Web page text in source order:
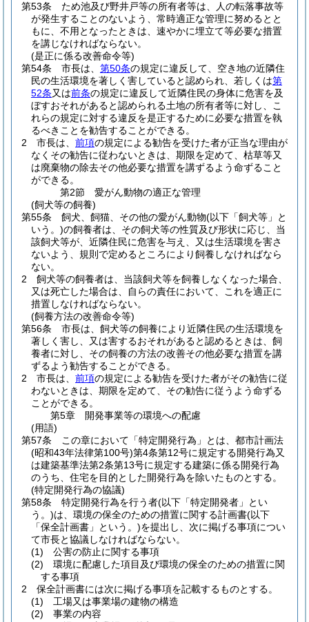
第53条
ため池及び野井戸等の所有者等は、人の転落事故等
が発生することのないよう、常時適正な管理に努めるとと
もに、不用となったときは、速やかに埋立て等必要な措置
を講じなければならない。
(是正に係る改善命令等)
第54条
市長は、 第50条の規定に違反して、空き地の近隣住
民の生活環境を著しく害していると認められ、若しくは第
52条又は前条の規定に違反して近隣住民の身体に危害を及
ぼすおそれがあると認められる土地の所有者等に対し、こ
れらの規定に対する違反を是正するために必要な措置を執
るべきことを勧告することができる。
2
市長は、 前項の規定による勧告を受けた者が正当な理由が
なくその勧告に従わないときは、期限を定めて、枯草等又
は廃棄物の除去その他必要な措置を講ずるよう命ずること
ができる。
第2節
愛がん動物の適正な管理
(飼犬等の飼養)
第55条
飼犬、飼猫、その他の愛がん動物(以下「飼犬等」と
いう。)の飼養者は、その飼犬等の性質及び形状に応じ、当
該飼犬等が、近隣住民に危害を与え、又は生活環境を害さ
ないよう、規則で定めるところにより飼養しなければなら
ない。
2
飼犬等の飼養者は、当該飼犬等を飼養しなくなった場合、
又は死亡した場合は、自らの責任において、これを適正に
措置しなければならない。
(飼養方法の改善命令等)
第56条
市長は、飼犬等の飼養により近隣住民の生活環境を
著しく害し、又は害するおそれがあると認めるときは、飼
養者に対し、その飼養の方法の改善その他必要な措置を講
ずるよう勧告することができる。
2
市長は、 前項の規定による勧告を受けた者がその勧告に従
わないときは、期限を定めて、その勧告に従うよう命ずる
ことができる。
第5章
開発事業等の環境への配慮
(用語)
第57条
この章において「特定開発行為」とは、都市計画法
(昭和43年法律第100号)第4条第12号に規定する開発行為又
は建築基準法第2条第13号に規定する建築に係る開発行為
のうち、住宅を目的とした開発行為を除いたものとする。
(特定開発行為の協議)
第58条
特定開発行為を行う者(以下「特定開発者」とい
う。)は、環境の保全のための措置に関する計画書(以下
「保全計画書」という。)を提出し、次に掲げる事項につい
て市長と協議しなければならない。
(1)
公害の防止に関する事項
(2)
環境に配慮した項目及び環境の保全のための措置に関
する事項
2
保全計画書には次に掲げる事項を記載するものとする。
(1)
工場又は事業場の建物の構造
(2)
事業の内容